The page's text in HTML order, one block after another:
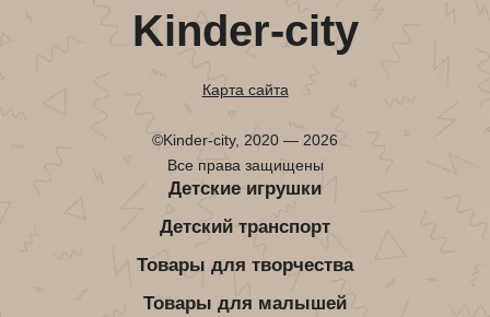
Kinder-city
Карта сайта
©Kinder-city, 2020 — 2026
Все права защищены
Детские игрушки
Детский транспорт
Товары для творчества
Товары для малышей